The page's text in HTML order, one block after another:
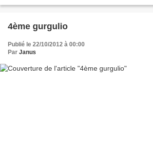
4ème gurgulio
Publié le 22/10/2012 à 00:00
Par Janus